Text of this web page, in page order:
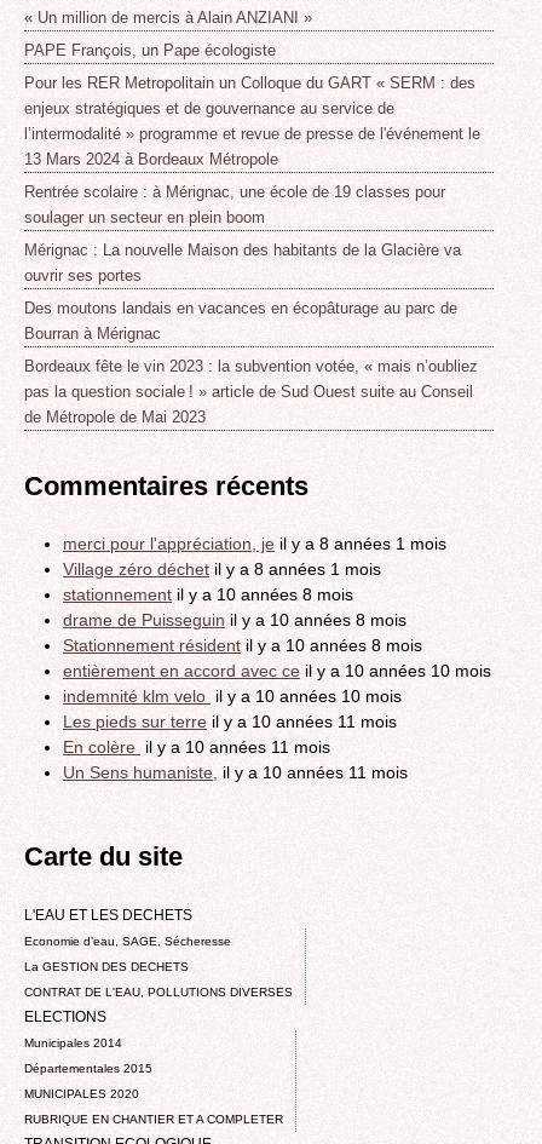
« Un million de mercis à Alain ANZIANI »
PAPE François, un Pape écologiste
Pour les RER Metropolitain un Colloque du GART « SERM : des
enjeux stratégiques et de gouvernance au service de
l’intermodalité » programme et revue de presse de l'événement le
13 Mars 2024 à Bordeaux Métropole
Rentrée scolaire : à Mérignac, une école de 19 classes pour
soulager un secteur en plein boom
Mérignac : La nouvelle Maison des habitants de la Glacière va
ouvrir ses portes
Des moutons landais en vacances en écopâturage au parc de
Bourran à Mérignac
Bordeaux fête le vin 2023 : la subvention votée, « mais n’oubliez
pas la question sociale ! » article de Sud Ouest suite au Conseil
de Métropole de Mai 2023
Commentaires récents
merci pour l'appréciation, je il y a 8 années 1 mois
Village zéro déchet il y a 8 années 1 mois
stationnement il y a 10 années 8 mois
drame de Puisseguin il y a 10 années 8 mois
Stationnement résident il y a 10 années 8 mois
entièrement en accord avec ce il y a 10 années 10 mois
indemnité klm velo il y a 10 années 10 mois
Les pieds sur terre il y a 10 années 11 mois
En colère il y a 10 années 11 mois
Un Sens humaniste, il y a 10 années 11 mois
Carte du site
L'EAU ET LES DECHETS
Economie d’eau, SAGE, Sécheresse
La GESTION DES DECHETS
CONTRAT DE L'EAU, POLLUTIONS DIVERSES
ELECTIONS
Municipales 2014
Départementales 2015
MUNICIPALES 2020
RUBRIQUE EN CHANTIER ET A COMPLETER